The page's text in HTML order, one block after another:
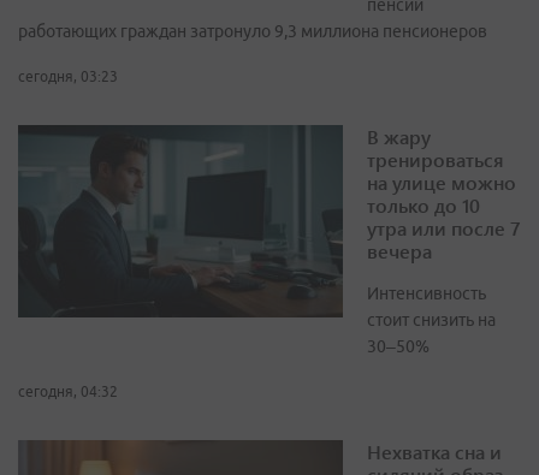
пенсий
работающих граждан затронуло 9,3 миллиона пенсионеров
сегодня, 03:23
В жару
тренироваться
на улице можно
только до 10
утра или после 7
вечера
Интенсивность
стоит снизить на
30–50%
сегодня, 04:32
Нехватка сна и